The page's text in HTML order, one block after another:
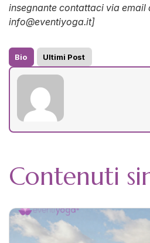
insegnante contattaci via email
info@eventiyoga.it]
Bio Ultimi Post
Contenuti